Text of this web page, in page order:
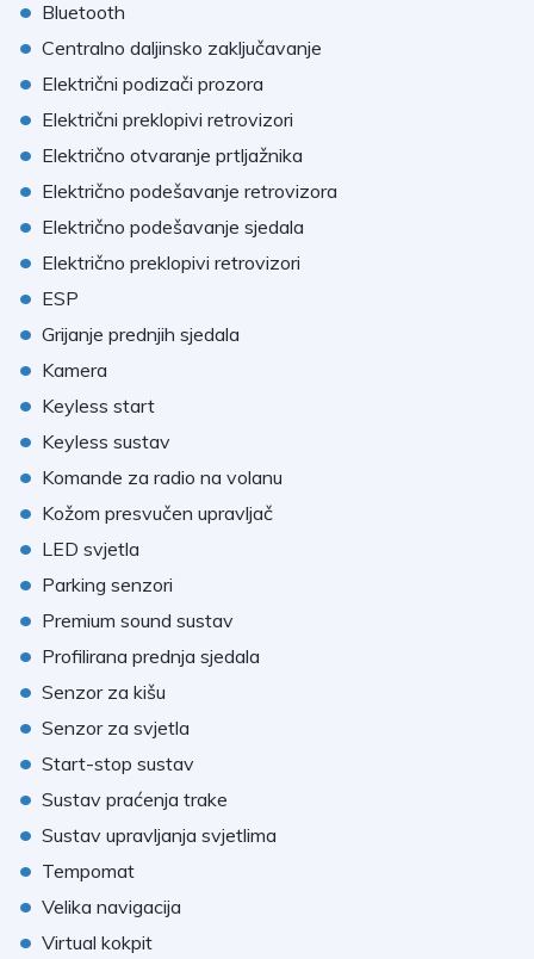
• Bluetooth
• Centralno daljinsko zaključavanje
• Električni podizači prozora
• Električni preklopivi retrovizori
• Električno otvaranje prtljažnika
• Električno podešavanje retrovizora
• Električno podešavanje sjedala
• Električno preklopivi retrovizori
• ESP
• Grijanje prednjih sjedala
• Kamera
• Keyless start
• Keyless sustav
• Komande za radio na volanu
• Kožom presvučen upravljač
• LED svjetla
• Parking senzori
• Premium sound sustav
• Profilirana prednja sjedala
• Senzor za kišu
• Senzor za svjetla
• Start-stop sustav
• Sustav praćenja trake
• Sustav upravljanja svjetlima
• Tempomat
• Velika navigacija
• Virtual kokpit